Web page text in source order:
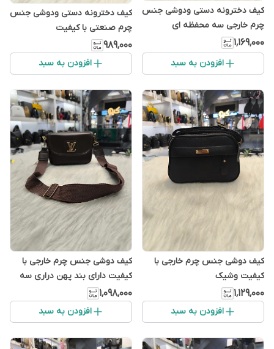
کیف دخترونه دستی ودوشی جنس
چرم خارجی سه محفظه ای
۱٬۱۶۹٬۰۰۰
افزودن به سبد
کیف دخترونه دستی ودوشی جنس
چرم صنعتی با کیفیت
۹۸۹٬۰۰۰
افزودن به سبد
کیف دوشی جنس چرم خارجی با
کیفیت وشیک
۱٬۱۲۹٬۰۰۰
افزودن به سبد
کیف دوشی جنس چرم خارجی با
کیفیت دارای بند پهن دراری سه
رنگ زیبا
۱٬۰۹۸٬۰۰۰
افزودن به سبد